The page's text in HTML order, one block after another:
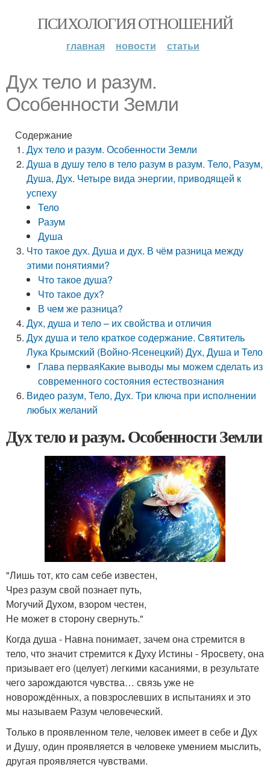
ПСИХОЛОГИЯ ОТНОШЕНИЙ
главная новости статьи
Дух тело и разум.
Особенности Земли
Содержание
Дух тело и разум. Особенности Земли
Душа в душу тело в тело разум в разум. Тело, Разум,
Душа, Дух. Четыре вида энергии, приводящей к
успеху
Тело
Разум
Душа
Что такое дух. Душа и дух. В чём разница между
этими понятиями?
Что такое душа?
Что такое дух?
В чем же разница?
Дух, душа и тело – их свойства и отличия
Дух душа и тело краткое содержание. Святитель
Лука Крымский (Войно-Ясенецкий) Дух, Душа и Тело
Глава перваяКакие выводы мы можем сделать из
современного состояния естествознания
Видео разум, Тело, Дух. Три ключа при исполнении
любых желаний
Дух тело и разум. Особенности Земли
"Лишь тот, кто сам себе известен,
Чрез разум свой познает путь,
Могучий Духом, взором честен,
Не может в сторону свернуть."
Когда душа - Навна понимает, зачем она стремится в
тело, что значит стремится к Духу Истины - Яросвету, она
призывает его (целует) легкими касаниями, в результате
чего зарождаются чувства… связь уже не
новорождённых, а повзрослевших в испытаниях и это
мы называем Разум человеческий.
Только в проявленном теле, человек имеет в себе и Дух
и Душу, один проявляется в человеке умением мыслить,
другая проявляется чувствами.